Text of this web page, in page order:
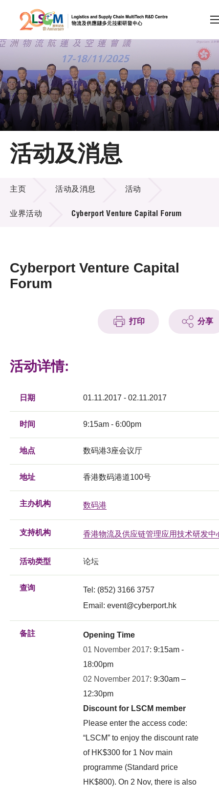
跳到内容（按回车键）
会员登录
A A EN 繁 简
主页
关于LSCM
技术商品化
项目及资助计划
活动及消息
奖项
会籍
活动及消息
活动及消息
主页 活动及消息 活动
业界活动 Cyberport Venture Capital Forum
Cyberport Venture Capital
Forum
打印 分享
活动详情:
日期 01.11.2017 - 02.11.2017
时间 9:15am - 6:00pm
地点 数码港3座会议厅
地址 香港数码港道100号
主办机构 数码港
支持机构 香港物流及供应链管理应用技术研发中
活动类型 论坛
查询
Tel: (852) 3166 3757
Email: event@cyberport.hk
备註
Opening Time
01 November 2017: 9:15am -
18:00pm
02 November 2017: 9:30am –
12:30pm
Discount for LSCM member
Please enter the access code:
“LSCM” to enjoy the discount rate
of HK$300 for 1 Nov main
programme (Standard price
HK$800). On 2 Nov, there is also